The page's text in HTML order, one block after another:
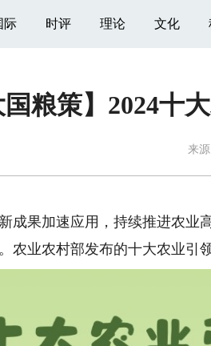
际 时评 理论 文化
国粮策】2024十
来
成果加速应用，持续推进农业
农业农村部发布的十大农业引